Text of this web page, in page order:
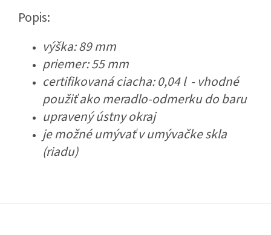
Popis:
výška: 89 mm
priemer: 55 mm
certifikovaná ciacha: 0,04 l - vhodné
použiť ako meradlo-odmerku do baru
upravený ústny okraj
je možné umývať v umývačke skla
(riadu)